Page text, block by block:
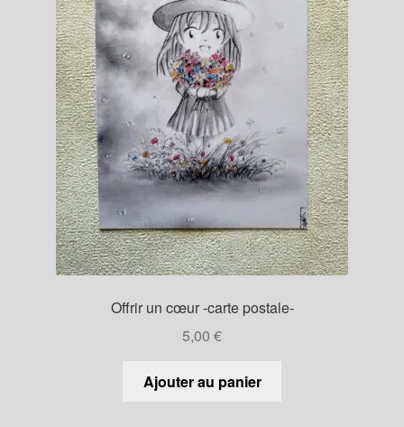
Offrir un cœur -carte postale-
5,00 €
Ajouter au panier